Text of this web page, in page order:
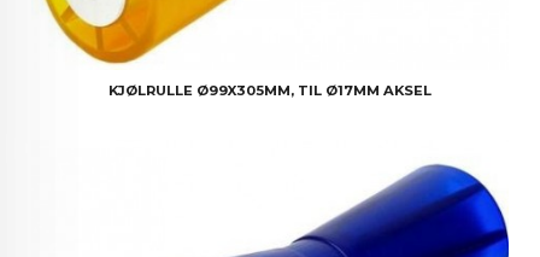
KJØLRULLE Ø99X305MM, TIL Ø17MM AKSEL